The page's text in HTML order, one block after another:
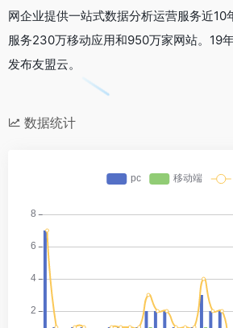
网企业提供一站式数据分析运营服务近10
服务230万移动应用和950万家网站。19
发布友盟云。
数据统计